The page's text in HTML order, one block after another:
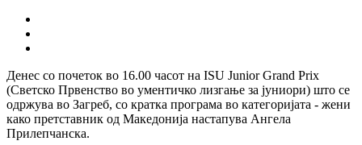
Денес со почеток во 16.00 часот на ISU Junior Grand Prix
(Светско Првенство во ументичко лизгање за јуниори) што се
одржува во Загреб, со кратка програма во категоријата - жени
како претставник од Македонија настапува Ангела
Прилепчанска.